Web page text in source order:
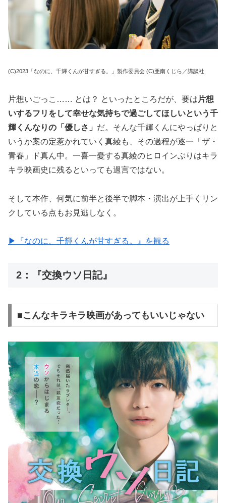
(C)2023「なのに、千輝くんが甘すぎる。」製作委員会 (C)亜南くじら／講談社
片想いごっこ…… とは？ といったところだが、要は 片想
いするフリをして幸せな気持ちで過ごしてほしいという千
輝くんなりの「優しさ」 だ。そんな千輝くんにやっぱりと
いうか案の定惹かれていく真綾も、その過程が逐一「ザ・
青春」ド真ん中。一喜一憂する真綾のヒロインぶりはキラ
キラ映画史に残るといっても過言ではない。
そして本作、何気に前半と後半で脚本・演出が上手くリン
クしている点もお見逃しなく。
▶︎『なのに、千輝くんが甘すぎる。』を観る
2：『交換ウソ日記』
■こんなキラキラ映画があってもいいじゃない